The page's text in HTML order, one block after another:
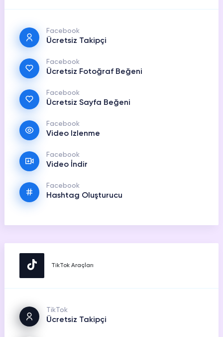
Facebook
Ücretsiz Takipçi
Facebook
Ücretsiz Fotoğraf Beğeni
Facebook
Ücretsiz Sayfa Beğeni
Facebook
Video Izlenme
Facebook
Video İndir
Facebook
Hashtag Oluşturucu
TikTok Araçları
TikTok
Ücretsiz Takipçi